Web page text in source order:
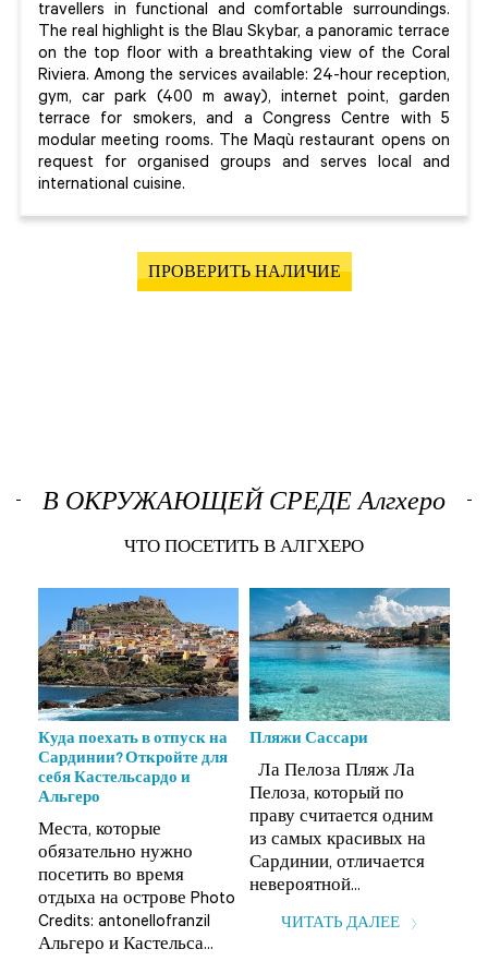
travellers in functional and comfortable surroundings.
The real highlight is the Blau Skybar, a panoramic terrace
on the top floor with a breathtaking view of the Coral
Riviera. Among the services available: 24-hour reception,
gym, car park (400 m away), internet point, garden
terrace for smokers, and a Congress Centre with 5
modular meeting rooms. The Maqù restaurant opens on
request for organised groups and serves local and
international cuisine.
ПРОВЕРИТЬ НАЛИЧИЕ
В ОКРУЖАЮЩЕЙ СРЕДЕ Алгхеро
ЧТО ПОСЕТИТЬ В АЛГХЕРО
Куда поехать в отпуск на
Сардинии? Откройте для
себя Кастельсардо и
Альгеро
Места, которые
обязательно нужно
посетить во время
отдыха на острове Photo
Credits: antonellofranzil
Альгеро и Кастельса...
Пляжи Сассари
Ла Пелоза Пляж Ла
Пелоза, который по
праву считается одним
из самых красивых на
Сардинии, отличается
невероятной...
ЧИТАТЬ ДАЛЕЕ